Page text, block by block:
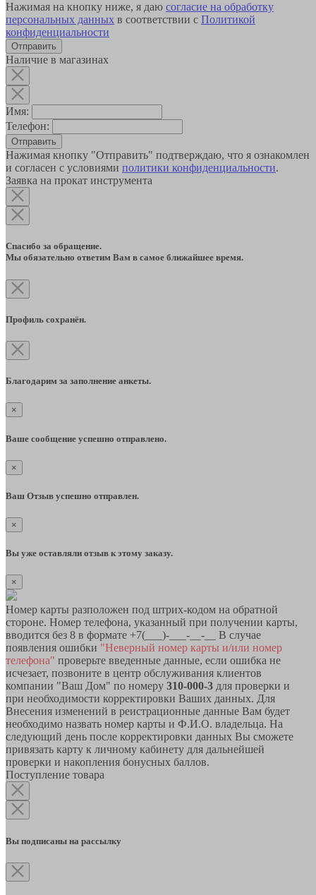
Нажимая на кнопку ниже, я даю согласие на обработку
персональных данных в соответствии с Политикой
конфиденциальности
Наличие в магазинах
Имя:
Телефон:
Отправить
Нажимая кнопку "Отправить" подтверждаю, что я ознакомлен
и согласен с условиями политики конфиденциальности.
Заявка на прокат инструмента
Спасибо за обращение.
Мы обязательно ответим Вам в самое ближайшее время.
Профиль сохранён.
Благодарим за заполнение анкеты.
×
Ваше сообщение успешно отправлено.
×
Ваш Отзыв успешно отправлен.
×
Вы уже оставляли отзыв к этому заказу.
×
Номер карты разположен под штрих-кодом на обратной
стороне. Номер телефона, указанный при получении карты,
вводится без 8 в формате +7(___)-___-__-__ В случае
появления ошибки "Неверный номер карты и/или номер
телефона" проверьте введенные данные, если ошибка не
исчезает, позвоните в центр обслуживания клиентов
компании "Ваш Дом" по номеру 310-000-3 для проверки и
при необходимости корректировки Ваших данных. Для
Внесения изменений в реистрационные данные Вам будет
необходимо назвать номер карты и Ф.И.О. владельца. На
следующий день после корректировки данных Вы сможете
привязать карту к личному кабинету для дальнейшей
проверки и накопления бонусных баллов.
Поступление товара
Вы подписаны на рассылку